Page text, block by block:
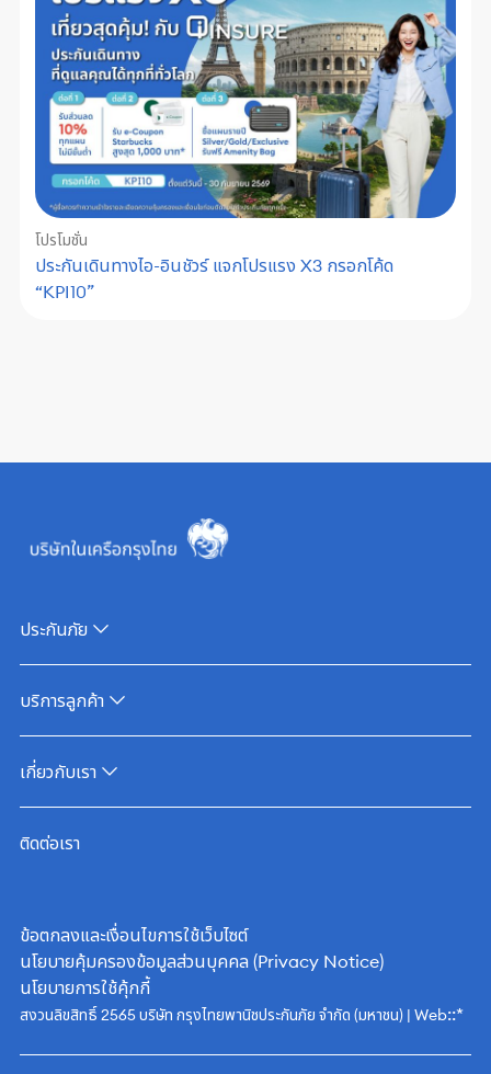
โปรโมชั่น
ประกันเดินทางไอ-อินชัวร์ แจกโปรแรง X3 กรอกโค้ด
“KPI10”
ประกันภัย
บริการลูกค้า
เกี่ยวกับเรา
ติดต่อเรา
ข้อตกลงและเงื่อนไขการใช้เว็บไซต์
นโยบายคุ้มครองข้อมูลส่วนบุคคล (Privacy Notice)
นโยบายการใช้คุ้กกี้
สงวนลิขสิทธิ์ 2565 บริษัท กรุงไทยพานิชประกันภัย จำกัด (มหาชน) | Web::*